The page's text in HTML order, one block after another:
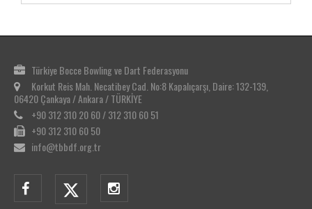
Türkiye Bocce Bowling ve Dart Federasyonu
Korkut Reis Mah. Necatibey Cad. No:8 Kapalıçarşı, Daire: 132-139,
06420 Çankaya / Ankara / TÜRKİYE
+90 312 310 20 60 / 312 310 60 51
+90 312 310 60 50
info@tbbdf.org.tr